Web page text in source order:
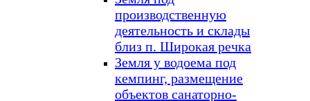
производственную
деятельность и склады
близ п. Широкая речка
Земля у водоема под
кемпинг, размещение
объектов санаторно-